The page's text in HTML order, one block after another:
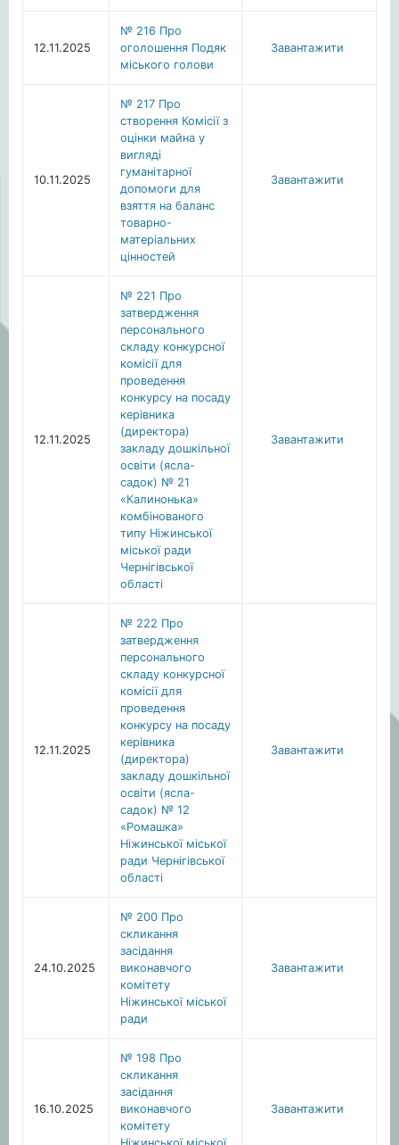
12.11.2025
№ 216 Про
оголошення Подяк
міського голови
Завантажити
10.11.2025
№ 217 Про
створення Комісії з
оцінки майна у
вигляді
гуманітарної
допомоги для
взяття на баланс
товарно-
матеріальних
цінностей
Завантажити
12.11.2025
№ 221 Про
затвердження
персонального
складу конкурсної
комісії для
проведення
конкурсу на посаду
керівника
(директора)
закладу дошкільної
освіти (ясла-
садок) № 21
«Калинонька»
комбінованого
типу Ніжинської
міської ради
Чернігівської
області
Завантажити
12.11.2025
№ 222 Про
затвердження
персонального
складу конкурсної
комісії для
проведення
конкурсу на посаду
керівника
(директора)
закладу дошкільної
освіти (ясла-
садок) № 12
«Ромашка»
Ніжинської міської
ради Чернігівської
області
Завантажити
24.10.2025
№ 200 Про
скликання
засідання
виконавчого
комітету
Ніжинської міської
ради
Завантажити
16.10.2025
№ 198 Про
скликання
засідання
виконавчого
комітету
Завантажити